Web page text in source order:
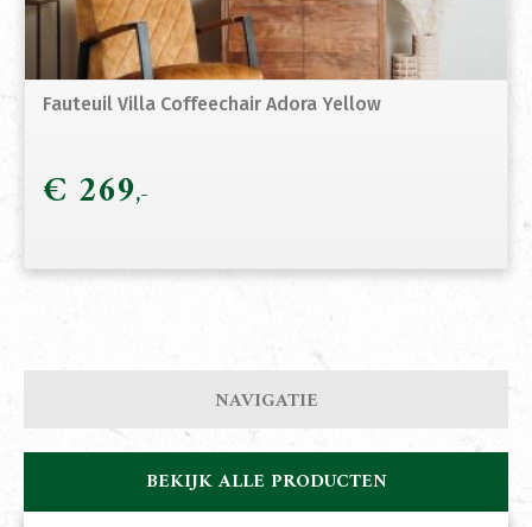
Fauteuil Villa Coffeechair Adora Yellow
€ 269
NAVIGATIE
BEKIJK ALLE PRODUCTEN